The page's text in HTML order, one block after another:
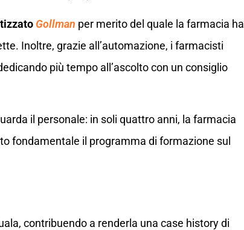
Gollman per merito del quale la farmacia ha
Inoltre, grazie all’automazione, i farmacisti
più tempo all’ascolto con un consiglio
il personale: in soli quattro anni, la farmacia
fondamentale il programma di formazione sul
contribuendo a renderla una case history di